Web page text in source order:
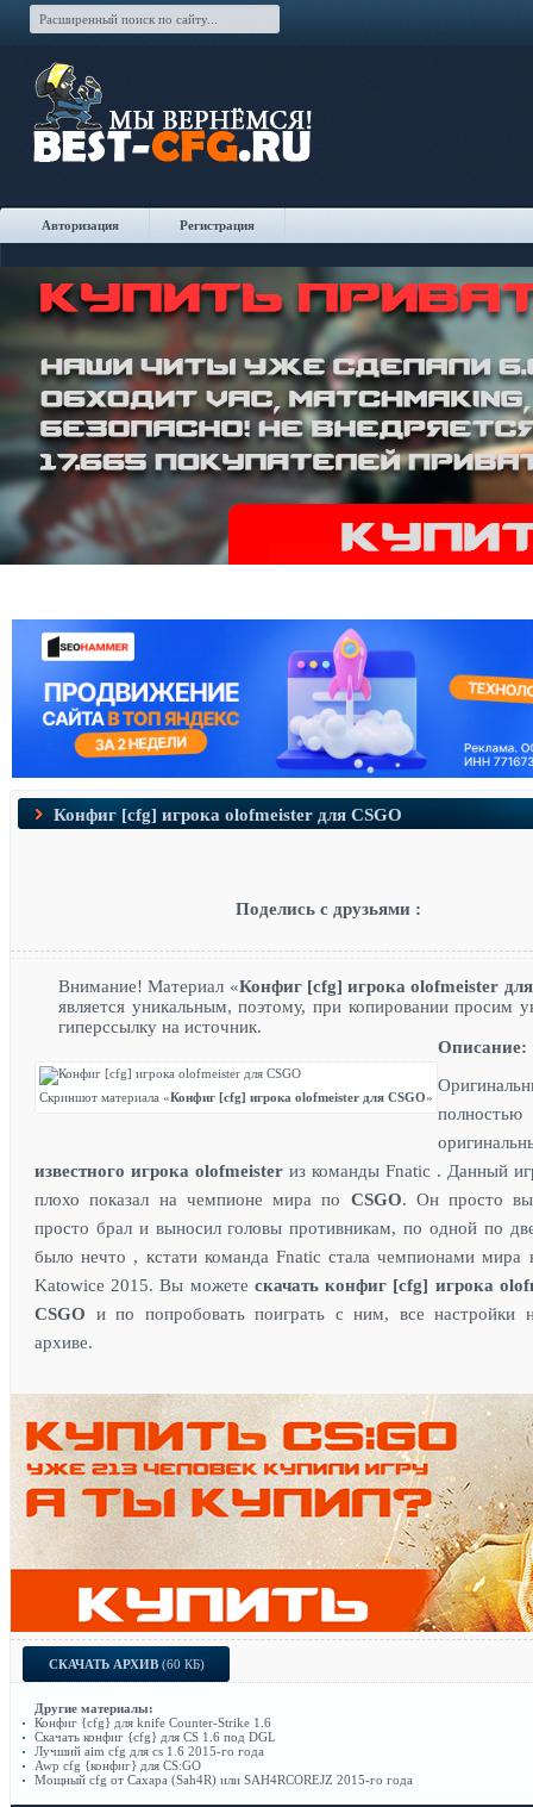
Авторизация Регистрация
Конфиг [cfg] игрока olofmeister для CSGO
Поделись с друзьями :
Внимание! Материал «Конфиг [cfg] игрока olofmeister
является уникальным, поэтому, при копировании просим
гиперссылку на источник.
Скриншот материала «Конфиг [cfg] игрока olofmeister для CSGO»
Описание:
полностью
известного игрока olofmeister из команды Fnatic . Данный
плохо показал на чемпионе мира по CSGO. Он просто
просто брал и выносил головы противникам, по одной по
было нечто , кстати команда Fnatic стала чемпионами мира
Katowice 2015. Вы можете скачать конфиг [cfg] игрока
CSGO и по попробовать поиграть с ним, все настройки
архиве.
СКАЧАТЬ АРХИВ(60 КБ)
Другие материалы:
Конфиг {cfg} для knife Counter-Strike 1.6
Скачать конфиг {cfg} для CS 1.6 под DGL
Лучший aim cfg для cs 1.6 2015-го года
Awp cfg {конфиг} для CS:GO
Мощный cfg от Сахара (Sah4R) или SAH4RCOREJZ 2015-го года